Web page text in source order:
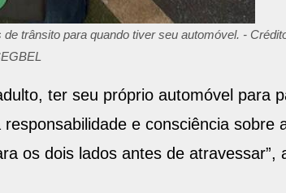
trânsito para quando tiver seu automóvel. -
ter seu próprio automóvel para
e consciência sobre
os dois lados antes de atravessar”,